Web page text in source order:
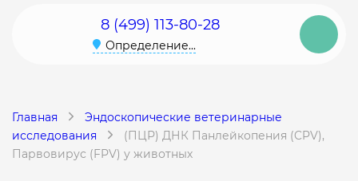
8 (499) 113-80-28
Определение...
Главная
Эндоскопические ветеринарные
исследования
(ПЦР) ДНК Панлейкопения (CPV),
Парвовирус (FPV) у животных